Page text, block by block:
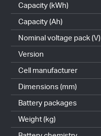
Capacity (kWh)
Capacity (Ah)
Nominal voltage pack (V)
Version
Cell manufacturer
Dimensions (mm)
Battery packages
Weight (kg)